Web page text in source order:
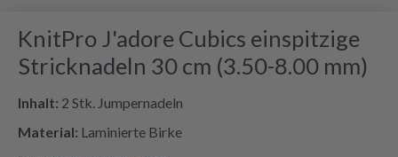
KnitPro J'adore Cubics einspitzige
Stricknadeln 30 cm (3.50-8.00 mm)
Inhalt: 2 Stk. Jumpernadeln
Material: Laminierte Birke